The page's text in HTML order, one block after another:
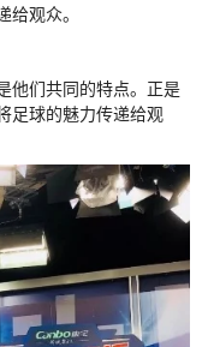
观众。
他们共同的特点。正是
足球的魅力传递给观